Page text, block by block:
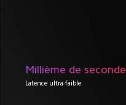
Millième de seconde
Latence ultra-faible